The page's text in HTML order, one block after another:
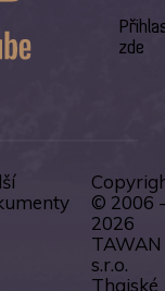
zde
© 2006 -
2026
TAWAN
s.r.o.
Thajské